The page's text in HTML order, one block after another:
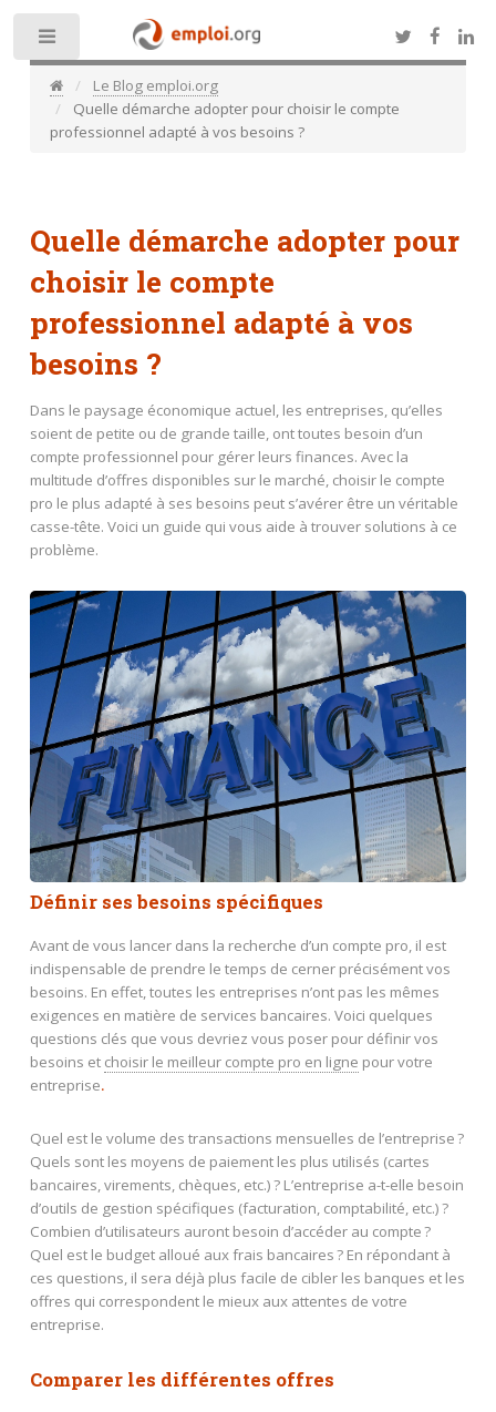
Le Blog emploi.org
Quelle démarche adopter pour choisir le compte
professionnel adapté à vos besoins ?
Quelle démarche adopter pour
choisir le compte
professionnel adapté à vos
besoins ?
Dans le paysage économique actuel, les entreprises, qu’elles
soient de petite ou de grande taille, ont toutes besoin d’un
compte professionnel pour gérer leurs finances. Avec la
multitude d’offres disponibles sur le marché, choisir le compte
pro le plus adapté à ses besoins peut s’avérer être un véritable
casse-tête. Voici un guide qui vous aide à trouver solutions à ce
problème.
Définir ses besoins spécifiques
Avant de vous lancer dans la recherche d’un compte pro, il est
indispensable de prendre le temps de cerner précisément vos
besoins. En effet, toutes les entreprises n’ont pas les mêmes
exigences en matière de services bancaires. Voici quelques
questions clés que vous devriez vous poser pour définir vos
besoins et choisir le meilleur compte pro en ligne pour votre
entreprise.
Quel est le volume des transactions mensuelles de l’entreprise ?
Quels sont les moyens de paiement les plus utilisés (cartes
bancaires, virements, chèques, etc.) ? L’entreprise a-t-elle besoin
d’outils de gestion spécifiques (facturation, comptabilité, etc.) ?
Combien d’utilisateurs auront besoin d’accéder au compte ?
Quel est le budget alloué aux frais bancaires ? En répondant à
ces questions, il sera déjà plus facile de cibler les banques et les
offres qui correspondent le mieux aux attentes de votre
entreprise.
Comparer les différentes offres
Toggle